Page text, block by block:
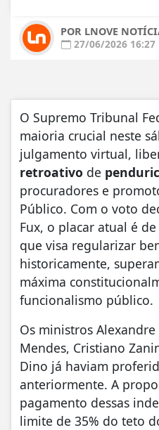
POR LNOVE
27/06/2026 16:27
O Supremo Tribunal
maioria crucial neste
julgamento virtual,
retroativo de
procuradores e
Público. Com o voto
Fux, o placar atual é
que visa regularizar
historicamente,
máxima
funcionalismo público.
Os ministros
Mendes, Cristiano
Dino já haviam
anteriormente. A
pagamento dessas
limite de 35% do teto